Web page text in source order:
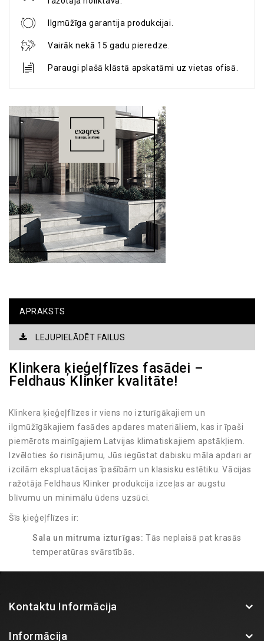
Ilgmūžīga garantija produkcijai.
Vairāk nekā 15 gadu pieredze.
Paraugi plašā klāstā apskatāmi uz vietas ofisā.
APRAKSTS
LEJUPIELĀDĒT FAILUS
Klinkera ķieģeļflīzes fasādei –
Feldhaus Klinker kvalitāte!
Klinkera ķieģeļflīzes ir viens no izturīgākajiem un
ilgmūžīgākajiem fasādes apdares materiāliem, kas ir īpaši
piemērots mainīgajiem Latvijas klimatiskajiem apstākļiem.
Izvēloties šo risinājumu, Jūs iegūstat dabisku māla apdari ar
izcilām ekspluatācijas īpašībām un klasisku estētiku. Vācijas
ražotāja Feldhaus Klinker produkcija izceļas ar augstu
blīvumu un minimālu ūdens uzsūci.
Šīs ķieģeļflīzes ir:
Sala un mitruma izturīgas: Tās neplaisā pat krasās
temperatūras svārstībās.
pārkrāsošana vai speciāla apkope.
Kontaktu Informācija
Informācija